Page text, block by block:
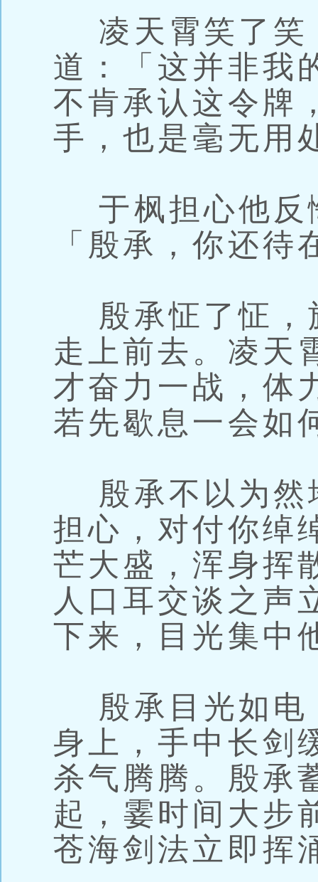
凌天霄笑了笑
道：「这并非我
不肯承认这令牌
手，也是毫无用
于枫担心他反
「殷承，你还
殷承怔了怔，
走上前去。凌天
才奋力一战，体
若先歇息一会如
殷承不以为然
担心，对付你绰
芒大盛，浑身挥
人口耳交谈之声
下来，目光集中
殷承目光如电
身上，手中长剑
杀气腾腾。殷承
起，霎时间大步
苍海剑法立即挥